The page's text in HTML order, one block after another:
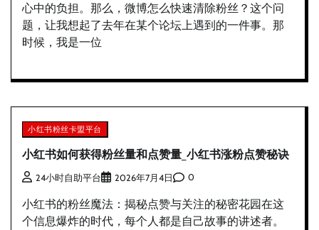
心中的负担。那么，微博怎么快速清除粉丝？这个问
题，让我想起了去年在某个论坛上遇到的一件事。那
时候，我是一位
小红书粉丝卡盟平台
小红书如何获得粉丝量和点赞量_小红书涨粉点赞秘诀
24小时自助平台 2026年7月4日 0
小红书的粉丝魔法：揭秘点赞与关注的秘密花园在这
个信息爆炸的时代，每个人都是自己故事的讲述者。